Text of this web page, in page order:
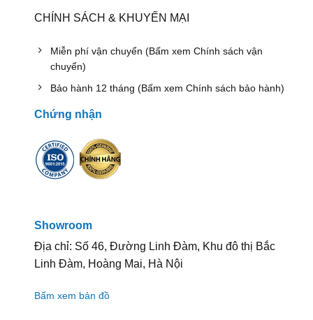
CHÍNH SÁCH & KHUYẾN MẠI
Miễn phí vận chuyển (Bấm xem Chính sách vận
chuyển)
Bảo hành 12 tháng (Bấm xem Chính sách bảo hành)
Chứng nhận
Showroom
Địa chỉ: Số 46, Đường Linh Đàm, Khu đô thị Bắc
Linh Đàm, Hoàng Mai, Hà Nội
Bấm xem bản đồ